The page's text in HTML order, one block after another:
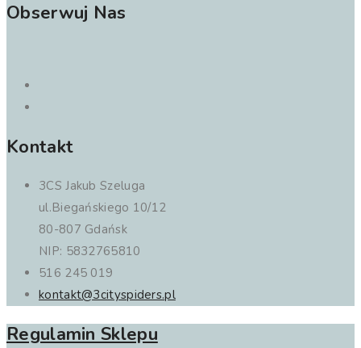
Obserwuj Nas
Kontakt
3CS Jakub Szeluga
ul.Biegańskiego 10/12
80-807 Gdańsk
NIP: 5832765810
516 245 019
kontakt@3cityspiders.pl
Regulamin Sklepu